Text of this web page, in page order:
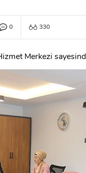
0 330
Merkezi